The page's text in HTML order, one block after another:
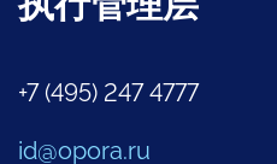
+7 (495) 247 4777
id@opora.ru